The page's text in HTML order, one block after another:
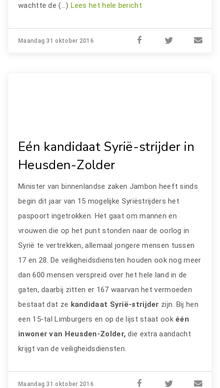
wachtte de (…) Lees het hele bericht
Maandag 31 oktober 2016
Eén kandidaat Syrië-strijder in
Heusden-Zolder
Minister van binnenlandse zaken Jambon heeft sinds
begin dit jaar van 15 mogelijke Syriëstrijders het
paspoort ingetrokken. Het gaat om mannen en
vrouwen die op het punt stonden naar de oorlog in
Syrië te vertrekken, allemaal jongere mensen tussen
17 en 28. De veiligheidsdiensten houden ook nog meer
dan 600 mensen verspreid over het hele land in de
gaten, daarbij zitten er 167 waarvan het vermoeden
bestaat dat ze kandidaat Syrië-strijder zijn. Bij hen
een 15-tal Limburgers en op de lijst staat ook één
inwoner van Heusden-Zolder, die extra aandacht
krijgt van de veiligheidsdiensten.
Maandag 31 oktober 2016